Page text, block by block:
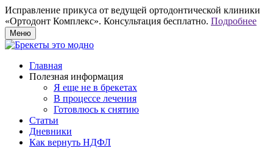
Исправление прикуса от ведущей ортодонтической клиники
«Ортодонт Комплекс». Консультация бесплатно. Подробнее
Меню
Главная
Полезная информация
Я еще не в брекетах
В процессе лечения
Готовлюсь к снятию
Статьи
Дневники
Как вернуть НДФЛ